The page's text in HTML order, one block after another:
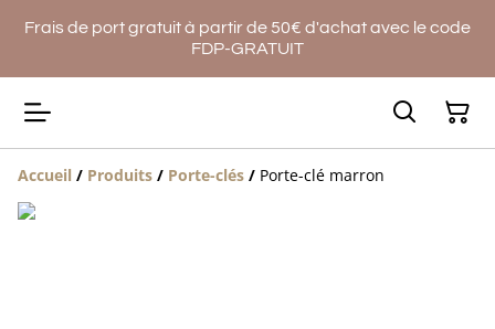
Frais de port gratuit à partir de 50€ d'achat avec le code
FDP-GRATUIT
Accueil / Produits / Porte-clés / Porte-clé marron